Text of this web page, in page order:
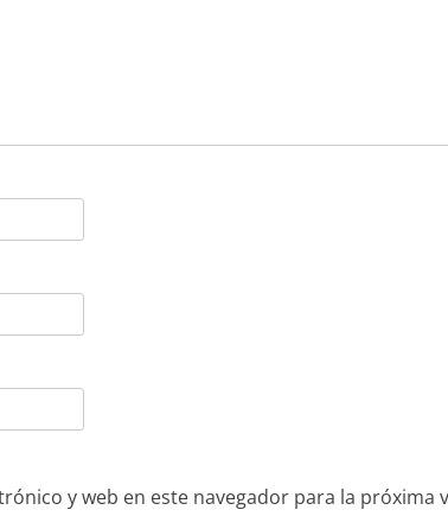
y web en este navegador para la próxima